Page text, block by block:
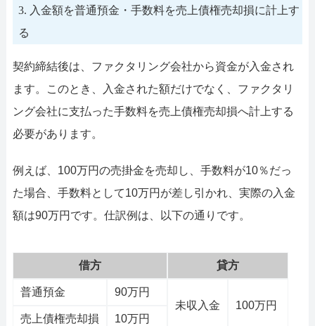
3. 入金額を普通預金・手数料を売上債権売却損に計上す
る
契約締結後は、ファクタリング会社から資金が入金され
ます。このとき、入金された額だけでなく、ファクタリ
ング会社に支払った手数料を売上債権売却損へ計上する
必要があります。
例えば、100万円の売掛金を売却し、手数料が10％だっ
た場合、手数料として10万円が差し引かれ、実際の入金
額は90万円です。仕訳例は、以下の通りです。
借方 貸方
普通預金
90万円
未収入金
100万円
売上債権売却損
10万円